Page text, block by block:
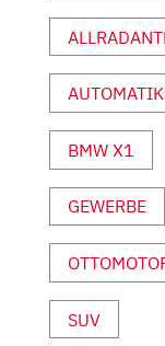
SEIN?
AUTO
MOTOR
SPORT“
VON
YOUTUBE
ANZEIGEN
BMW X1
GEWERBE
SUV